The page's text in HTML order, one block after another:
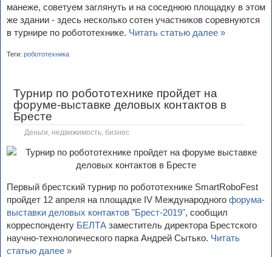
манеже, советуем заглянуть и на соседнюю площадку в этом
же здании - здесь несколько сотен участников соревнуются
в турнире по робототехнике. Читать статью далее »
Теги: робототехника
Турнир по робототехнике пройдет на
форуме-выставке деловых контактов в
Бресте
Деньги, недвижимость, бизнес
Первый брестский турнир по робототехнике SmartRoboFest
пройдет 12 апреля на площадке IV Международного форума-
выставки деловых контактов "Брест-2019", сообщил
корреспонденту БЕЛТА заместитель директора Брестского
научно-технологического парка Андрей Сытько. Читать
статью далее »